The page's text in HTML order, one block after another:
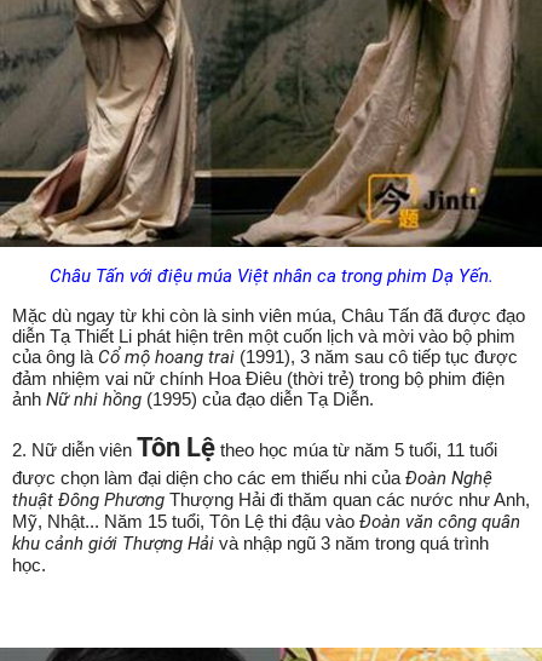
Châu Tấn với điệu múa Việt nhân ca trong phim Dạ Yến.
Mặc dù ngay từ khi còn là sinh viên múa, Châu Tấn đã được đạo
diễn Tạ Thiết Li phát hiện trên một cuốn lịch và mời vào bộ phim
của ông là Cổ mộ hoang trai (1991), 3 năm sau cô tiếp tục được
đảm nhiệm vai nữ chính Hoa Điêu (thời trẻ) trong bộ phim điện
ảnh Nữ nhi hồng (1995) của đạo diễn Tạ Diễn.
2. Nữ diễn viên Tôn Lệ theo học múa từ năm 5 tuổi, 11 tuổi
được chọn làm đại diện cho các em thiếu nhi củaĐoàn Nghệ
thuật Đông Phương Thượng Hải đi thăm quan các nước như Anh,
Mỹ, Nhật... Năm 15 tuổi, Tôn Lệ thi đậu vào Đoàn văn công quân
khu cảnh giới Thượng Hải và nhập ngũ 3 năm trong quá trình
học.